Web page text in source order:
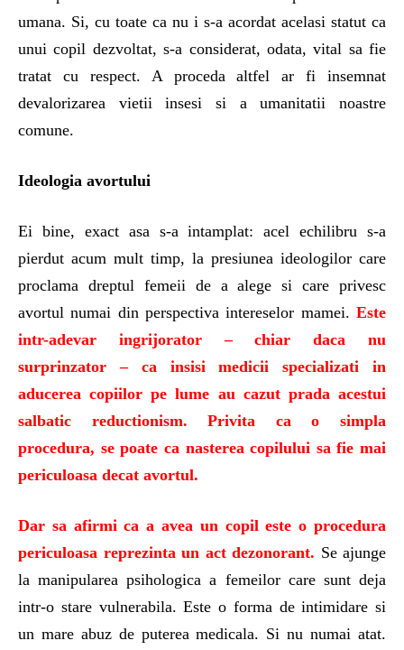
umana. Si, cu toate ca nu i s-a acordat acelasi statut ca
unui copil dezvoltat, s-a considerat, odata, vital sa fie
tratat cu respect. A proceda altfel ar fi insemnat
devalorizarea vietii insesi si a umanitatii noastre
comune.
Ideologia avortului
Ei bine, exact asa s-a intamplat: acel echilibru s-a
pierdut acum mult timp, la presiunea ideologilor care
proclama dreptul femeii de a alege si care privesc
avortul numai din perspectiva intereselor mamei. Este
intr-adevar ingrijorator – chiar daca nu
surprinzator – ca insisi medicii specializati in
aducerea copiilor pe lume au cazut prada acestui
salbatic reductionism. Privita ca o simpla
procedura, se poate ca nasterea copilului sa fie mai
periculoasa decat avortul.
Dar sa afirmi ca a avea un copil este o procedura
periculoasa reprezinta un act dezonorant. Se ajunge
la manipularea psihologica a femeilor care sunt deja
intr-o stare vulnerabila. Este o forma de intimidare si
un mare abuz de puterea medicala. Si nu numai atat.